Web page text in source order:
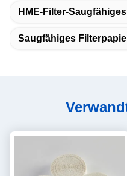
HME-Filter-
Saugfähiges